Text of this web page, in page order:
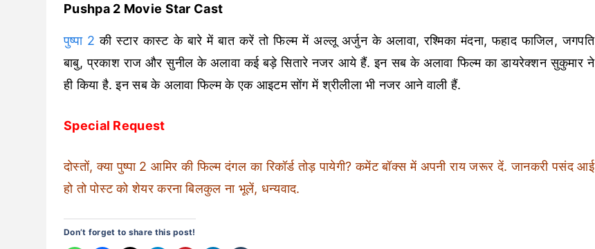
Pushpa 2 Movie Star Cast
पुष्पा 2 की स्टार कास्ट के बारे में बात करें तो फिल्म में अल्लू अर्जुन के अलावा, रश्मिका मंदना, फहाद फाजिल, जगपति
बाबु, प्रकाश राज और सुनील के अलावा कई बड़े सितारे नजर आये हैं. इन सब के अलावा फिल्म का डायरेक्शन सुकुमार ने
ही किया है. इन सब के अलावा फिल्म के एक आइटम सोंग में श्रीलीला भी नजर आने वाली हैं.
Special Request
दोस्तों, क्या पुष्पा 2 आमिर की फिल्म दंगल का रिकॉर्ड तोड़ पायेगी? कमेंट बॉक्स में अपनी राय जरूर दें. जानकरी पसंद आई
हो तो पोस्ट को शेयर करना बिलकुल ना भूलें, धन्यवाद.
Don’t forget to share this post!